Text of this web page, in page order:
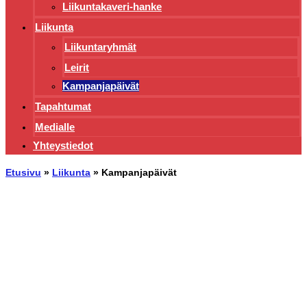
Liikuntakaveri-hanke
Liikunta
Liikuntaryhmät
Leirit
Kampanjapäivät
Tapahtumat
Medialle
Yhteystiedot
Etusivu » Liikunta » Kampanjapäivät